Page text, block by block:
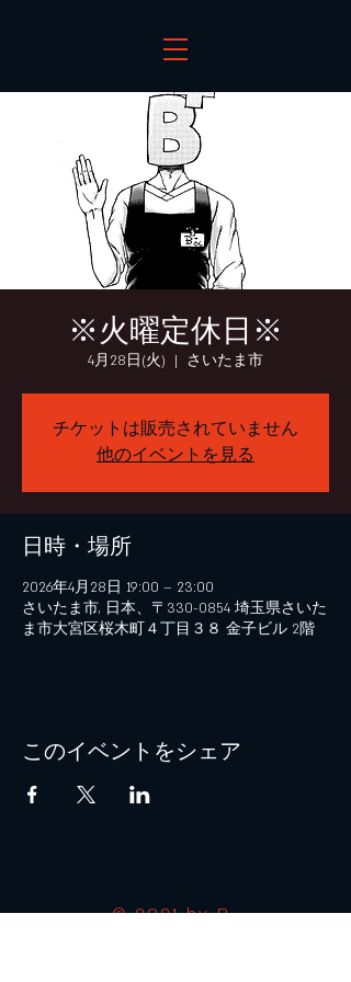
※火曜定休日※
4月28日(火)
  |
さいたま市
チケットは販売されていません
他のイベントを見る
日時・場所
2026年4月28日 19:00 – 23:00
さいたま市, 日本、〒330-0854 埼玉県さいた
ま市大宮区桜木町４丁目３８ 金子ビル 2階
このイベントをシェア
© 2021 by B+